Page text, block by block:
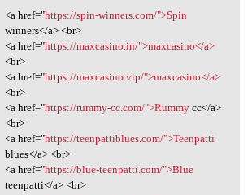
href="https://spin-winners
<a href="https://spin-winners.com/">Spin
winners</a> <br>
<a href="https://maxcasino.in/">maxcasino</a>
<br>
<a href="https://maxcasino.vip/">maxcasino</a>
<br>
<a href="https://rummy-cc.com/">Rummycc</a>
<br>
<a href="https://teenpattiblues.com/">Teenpatti
blues</a> <br>
<a href="https://blue-teenpatti.com/">Blue
teenpatti</a> <br>